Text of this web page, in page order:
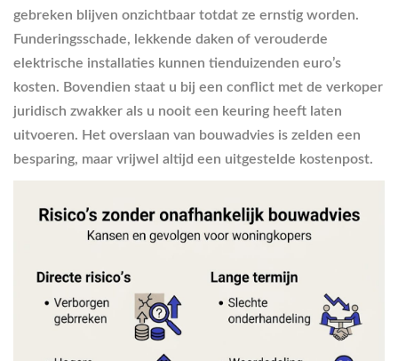
gebreken blijven onzichtbaar totdat ze ernstig worden.
Funderingsschade, lekkende daken of verouderde
elektrische installaties kunnen tienduizenden euro’s
kosten. Bovendien staat u bij een conflict met de verkoper
juridisch zwakker als u nooit een keuring heeft laten
uitvoeren. Het overslaan van bouwadvies is zelden een
besparing, maar vrijwel altijd een uitgestelde kostenpost.